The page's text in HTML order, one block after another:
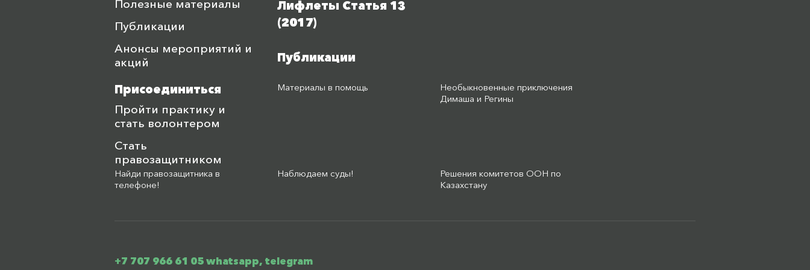
Полезные материалы
Публикации
Анонсы мероприятий и
акций
Лифлеты Статья 13
(2017)
Публикации
Присоединиться
Пройти практику и
стать волонтером
Стать
правозащитником
Материалы в помощь
Необыкновенные приключения
Димаша и Регины
Найди правозащитника в
телефоне!
Наблюдаем суды!
Решения комитетов ООН по
Казахстану
+7 707 966 61 05 whatsapp, telegram